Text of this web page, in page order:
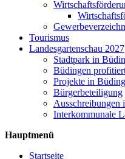
Tourismus
Landesgartenschau 2027
Stadtpark in
Büdingen
Projekte in
Bürgerbeteiligung
Ausschreibungen
Interkommunale
Hauptmenü
Startseite